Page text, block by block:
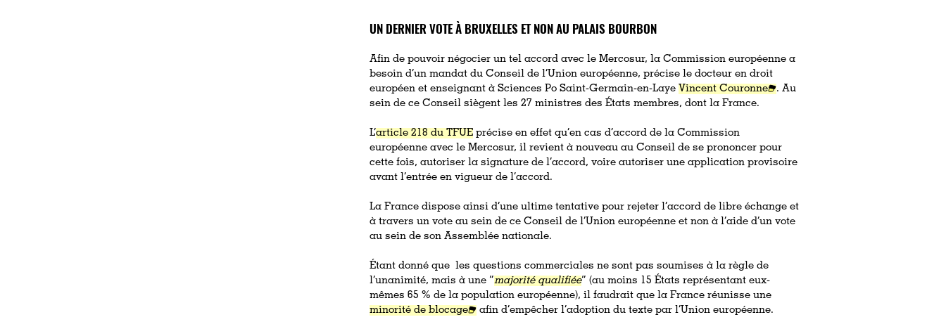
UN DERNIER VOTE À BRUXELLES ET NON AU PALAIS BOURBON
Afin de pouvoir négocier un tel accord avec le Mercosur, la Commission européenne a
besoin d’un mandat du Conseil de l’Union européenne, précise le docteur en droit
européen et enseignant à Sciences Po Saint-Germain-en-Laye Vincent Couronne
. Au
sein de ce Conseil siègent les 27 ministres des États membres, dont la France.
L’article 218 du TFUE précise en effet qu’en cas d’accord de la Commission
européenne avec le Mercosur, il revient à nouveau au Conseil de se prononcer pour
cette fois, autoriser la signature de l’accord, voire autoriser une application provisoire
avant l’entrée en vigueur de l’accord.
La France dispose ainsi d’une ultime tentative pour rejeter l’accord de libre échange et
à travers un vote au sein de ce Conseil de l’Union européenne et non à l’aide d’un vote
au sein de son Assemblée nationale.
Étant donné que les questions commerciales ne sont pas soumises à la règle de
l’unanimité, mais à une “majorité qualifiée” (au moins 15 États représentant eux-
mêmes 65 % de la population européenne), il faudrait que la France réunisse une
minorité de blocage
afin d’empêcher l’adoption du texte par l’Union européenne.